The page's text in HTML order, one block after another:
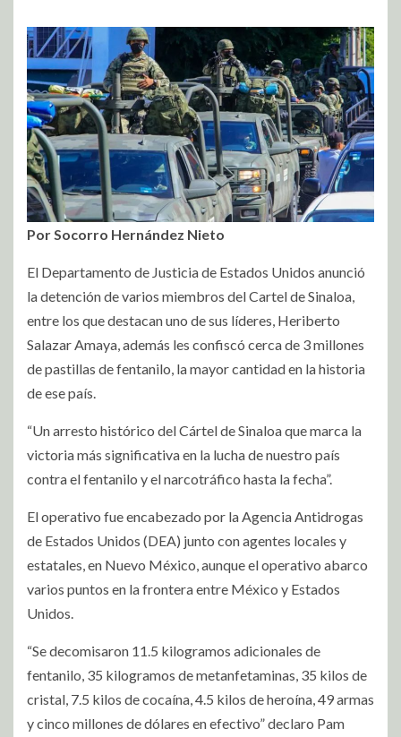
Por Socorro Hernández Nieto
El Departamento de Justicia de Estados Unidos anunció
la detención de varios miembros del Cartel de Sinaloa,
entre los que destacan uno de sus líderes, Heriberto
Salazar Amaya, además les confiscó cerca de 3 millones
de pastillas de fentanilo, la mayor cantidad en la historia
de ese país.
“Un arresto histórico del Cártel de Sinaloa que marca la
victoria más significativa en la lucha de nuestro país
contra el fentanilo y el narcotráfico hasta la fecha”.
El operativo fue encabezado por la Agencia Antidrogas
de Estados Unidos (DEA) junto con agentes locales y
estatales, en Nuevo México, aunque el operativo abarco
varios puntos en la frontera entre México y Estados
Unidos.
“Se decomisaron 11.5 kilogramos adicionales de
fentanilo, 35 kilogramos de metanfetaminas, 35 kilos de
cristal, 7.5 kilos de cocaína, 4.5 kilos de heroína, 49 armas
y cinco millones de dólares en efectivo” declaro Pam